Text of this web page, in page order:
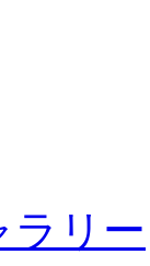
ラリー